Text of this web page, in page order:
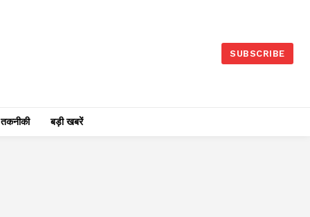
SUBSCRIBE
तकनीकी बड़ी खबरें